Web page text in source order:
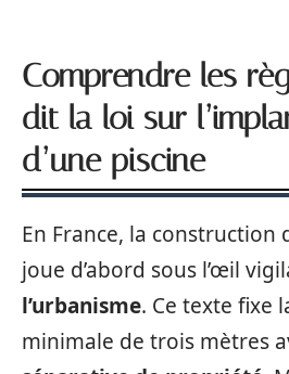
Comprendre les
dit la loi sur
d’une piscine
En France, la construction
joue d’abord sous l’œil
l’urbanisme. Ce texte fixe
minimale de trois mètres